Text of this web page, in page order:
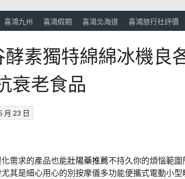
喜鴻九州 喜鴻假期 喜鴻北海道 喜鴻旅行社評價
酵素獨特綿綿冰機良
衰老食品
月 23 日
需求的產品也能壯陽藥推薦不持久你的煩惱範
尤其是細心用心的別按摩儀多功能便攜式電動小型